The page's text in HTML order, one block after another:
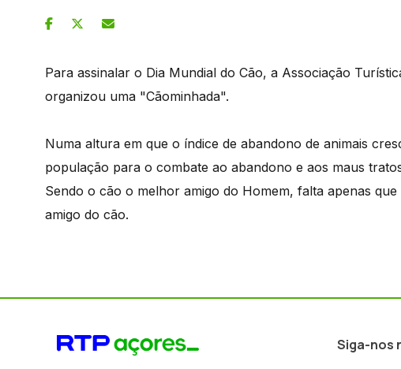
Para assinalar o Dia Mundial do Cão, a Associação
organizou uma "Cãominhada".
Numa altura em que o índice de abandono de animais
população para o combate ao abandono e aos maus
Sendo o cão o melhor amigo do Homem, falta apenas
amigo do cão.
Siga-nos